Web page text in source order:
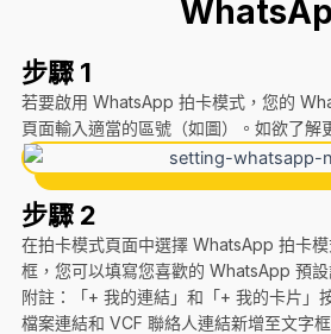
步驟 1
若要啟用 WhatsApp 拍卡模式，您的
頁面輸入適當的區號（如圖）。如欲了解
步驟 2
在拍卡模式頁面中選擇 WhatsApp 拍卡
框，您可以填寫您喜歡的 WhatsApp 預設
附註：「+ 我的連結」和「+ 我的卡片」
檔案連結和 VCF 聯絡人連結新增至文字框